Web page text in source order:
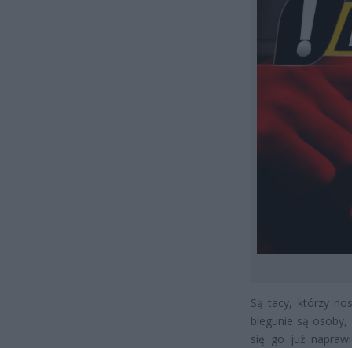
Są tacy, którzy
biegunie są
się go już